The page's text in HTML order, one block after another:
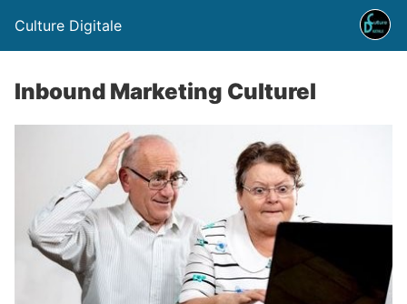
Culture Digitale
Inbound Marketing Culturel